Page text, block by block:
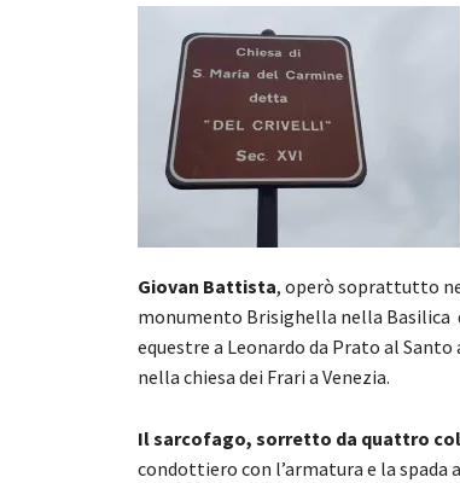
Giovan Battista, operò soprattutto
monumento Brisighella nella Basilica
equestre a Leonardo da Prato al
nella chiesa dei Frari a Venezia.
Il sarcofago, sorretto da quattro
condottiero con l’armatura e la spada